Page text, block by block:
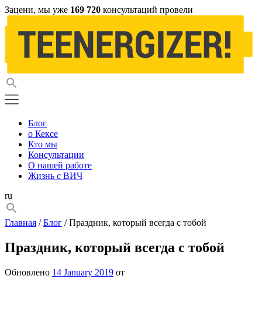
Зацени, мы уже 169 720 консультаций провели
Блог
о Кексе
Кто мы
Консультации
О нашей работе
Жизнь с ВИЧ
ru
Главная /Блог / Праздник, который всегда с тобой
Праздник, который всегда с тобой
Обновлено 14 January 2019 от